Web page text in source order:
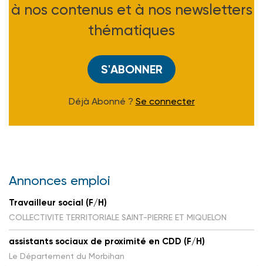
à nos contenus et à nos newsletters
thématiques
S'ABONNER
Déjà Abonné ? Se connecter
Annonces emploi
Travailleur social (F/H)
COLLECTIVITE TERRITORIALE SAINT-PIERRE ET MIQUELON
assistants sociaux de proximité en CDD (F/H)
Le Département du Morbihan